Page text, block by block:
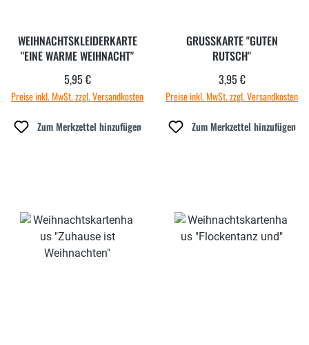
WEIHNACHTSKLEIDERKARTE
"EINE WARME WEIHNACHT"
Regulärer Preis:
5,95 €
Preise inkl. MwSt. zzgl. Versandkosten
Zum Merkzettel hinzufügen
GRUSSKARTE "GUTEN R
UTSCH"
Regulärer Preis:
3,95 €
Preise inkl. MwSt. zzgl. Versandkosten
Zum Merkzettel hinzufügen